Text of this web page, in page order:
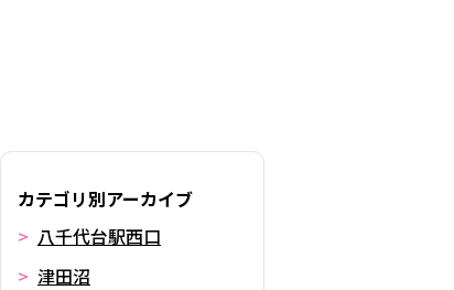
カテゴリ別アーカイブ
八千代台駅西口
津田沼